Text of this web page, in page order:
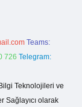
Teams:
726 Telegram:
Teknolojileri ve
Sağlayıcı olarak